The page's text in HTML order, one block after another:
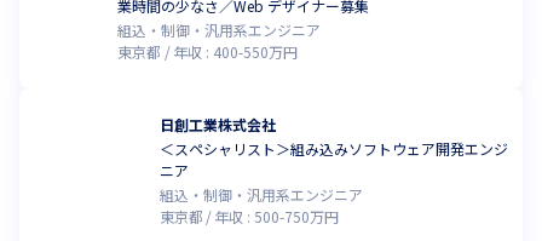
業時間の少なさ／Web デザイナー募集
組込・制御・汎用系エンジニア
東京都
年収 : 400-550万円
日創工業株式会社
＜スペシャリスト＞組み込みソフトウェア開発エンジ
ニア
組込・制御・汎用系エンジニア
東京都
年収 :500-750万円